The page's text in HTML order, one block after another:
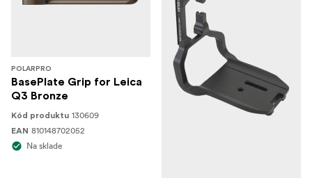
POLARPRO
BasePlate Grip for Leica
Q3 Bronze
Kód produktu 130609
EAN 810148702052
Na sklade